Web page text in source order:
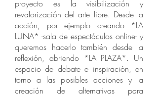
proyecto es la visibilización y
revalorización del arte libre. Desde la
acción, por ejemplo creando *LA
LUNA* -sala de espectáculos online- y
queremos hacerlo también desde la
reflexión, abriendo *LA PLAZA*. Un
espacio de debate e inspiración, en
torno a las posibles acciones y la
creación de alternativas para